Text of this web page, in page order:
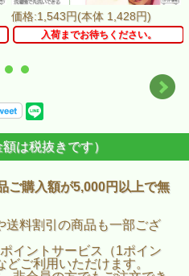
価格:1,543円(本体 1,428円)
入荷までお待ちください。
は税抜きです）
ご購入額が5,000円以上で無
送料割引の商品も一部ござ
イントサービス（1ポイン
どご利用いただけます。